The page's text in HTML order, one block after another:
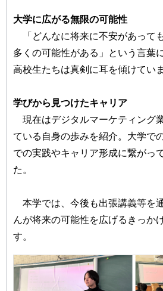
大学に広がる無限の可能性
「どんなに将来に不安があって
多くの可能性がある」という言葉
高校生たちは真剣に耳を傾けてい
学びから見つけたキャリア
現在はデジタルマーケティング
ている自身の歩みを紹介。大学で
での実践やキャリア形成に繋がっ
た。
本学では、今後も出張講義等を
んが将来の可能性を広げるきっか
す。